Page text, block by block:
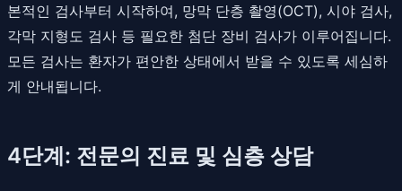
본적인 검사부터 시작하여, 망막 단층 촬영(OCT), 시야 검사,
각막 지형도 검사 등 필요한 첨단 장비 검사가 이루어집니다.
모든 검사는 환자가 편안한 상태에서 받을 수 있도록 세심하
게 안내됩니다.
4단계: 전문의 진료 및 심층 상담